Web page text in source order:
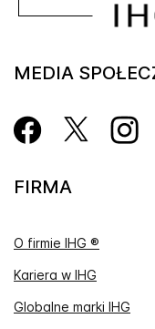
MEDIA
FIRMA
O firmie IHG ®
Kariera w IHG
Globalne marki IHG